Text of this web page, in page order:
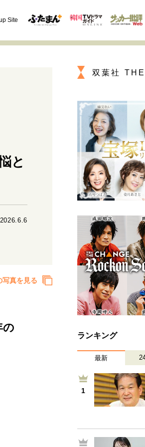
Site
プロフェッショナル
ファーストキャリアを拓く
忘れられない言葉 10代・20代
親になるということ
一生モノの愛用品
のグランドデザイン
と
2026.6.6
写真を見る
の
双葉社
ランキング
最新
1